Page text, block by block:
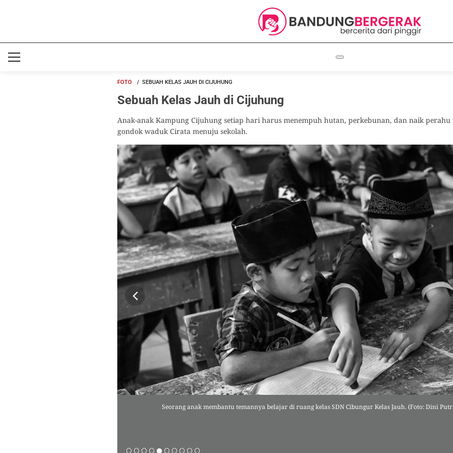
FOTO SEBUAH KELAS JAUH DI CIJUHUNG
Sebuah Kelas Jauh di Cijuhung
Anak-anak Kampung Cijuhung setiap hari harus menempuh hutan, perkebunan, dan naik
gondok waduk Cirata menuju sekolah.
Seorang anak membantu temannya belajar di ruang kelas SDN Cibungur Kelas Jauh. (Foto: Dini